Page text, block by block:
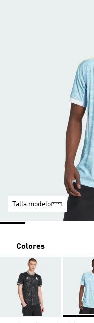
Talla modelo
Colores